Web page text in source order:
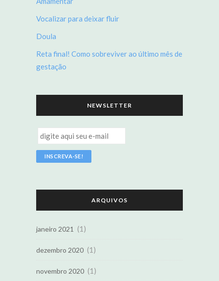
Vocalizar para deixar fluir
Doula
Reta final! Como sobreviver ao último mês de
gestação
NEWSLETTER
ARQUIVOS
janeiro 2021 (1)
dezembro 2020 (1)
novembro 2020 (1)